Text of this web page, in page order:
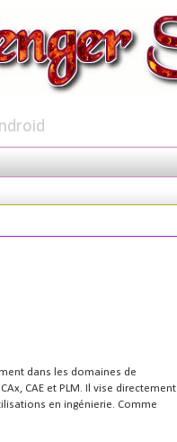
dans les domaines de
CAE et PLM. Il vise directement
en ingénierie. Comme